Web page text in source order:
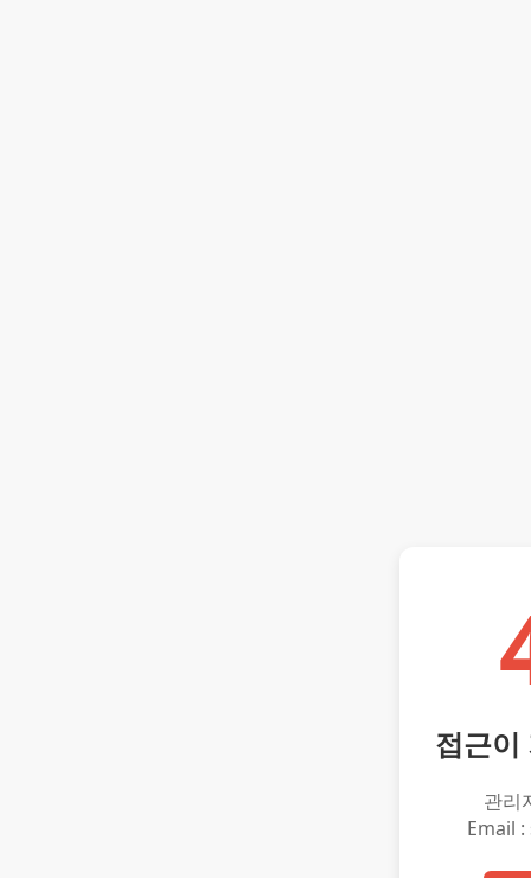
접근이
관리
Email